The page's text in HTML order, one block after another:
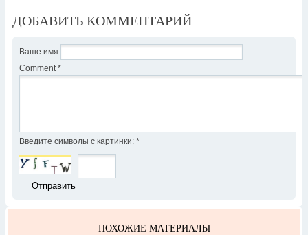
ДОБАВИТЬ КОММЕНТАРИЙ
Ваше имя
Comment *
Введите символы с картинки: *
ПОХОЖИЕ МАТЕРИАЛЫ